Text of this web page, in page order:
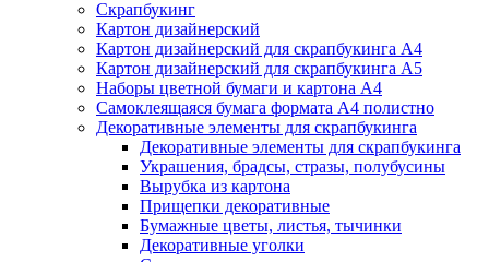
Скрапбукинг
Картон дизайнерский
Картон дизайнерский для скрапбукинга А4
Картон дизайнерский для скрапбукинга А5
Наборы цветной бумаги и картона А4
Самоклеящаяся бумага формата А4 полистно
Декоративные элементы для скрапбукинга
Декоративные элементы для скрапбукинга
Украшения, брадсы, стразы, полубусины
Вырубка из картона
Прищепки декоративные
Бумажные цветы, листья, тычинки
Декоративные уголки